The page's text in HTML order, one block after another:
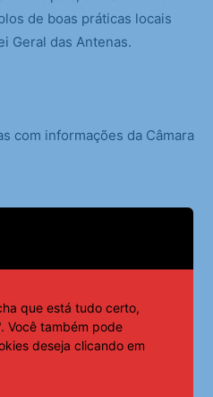
de boas práticas locais
Geral das Antenas.
com informações da Câmara
que está tudo certo,
Você também pode
deseja clicando em